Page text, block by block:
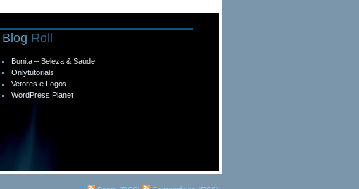
Blog Roll
Bunita – Beleza & Saúde
Onlytutorials
Vetores e Logos
WordPress Planet